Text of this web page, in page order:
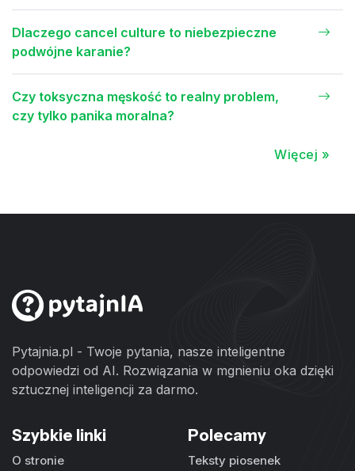
Dlaczego cancel culture to niebezpieczne
podwójne karanie?
Czy toksyczna męskość to realny problem,
czy tylko panika moralna?
Więcej »
Pytajnia.pl - Twoje pytania, nasze inteligentne
odpowiedzi od AI. Rozwiązania w mgnieniu oka dzięki
sztucznej inteligencji za darmo.
Szybkie linki
O stronie
Polecamy
Teksty piosenek